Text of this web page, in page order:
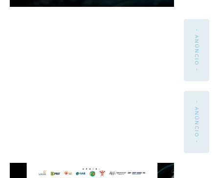
- ANÚNCIO -
- ANÚNCIO -